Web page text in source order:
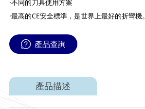
·不同的刀具使用方案
·最高的CE安全標準，是世界上最好的折彎機。
產品查詢
產品描述